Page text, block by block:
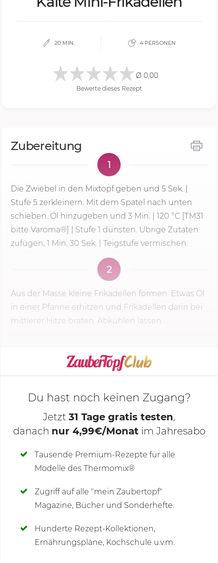
20 MIN. 4 PERSONEN
Ø 0,00
Bewerte dieses Rezept
Zubereitung
1
Die Zwiebel in den Mixtopf geben und 5 Sek.
Stufe 5 zerkleinern. Mit dem Spatel nach unten
schieben. Öl hinzugeben und 3 Min. 120 °C [TM31
bitte Varoma®] | Stufe 1 dünsten. Übrige Zutaten
zufügen, 1 Min. 30 Sek. | Teigstufe vermischen.
2
Aus der Masse kleine Frikadellen formen. Etwas Öl
in einer Pfanne erhitzen und Frikadellen darin bei
mittlerer Hitze braten. Abkühlen lassen.
KOCHMODUS STARTEN
Deine Notizen
Du hast noch keinen Zugang?
Jetzt 31 Tage gratis testen,
danach nur 4,99€/Monat im Jahresabo
Tausende Premium-Rezepte für alle
Modelle des Thermomix®
Zugriff auf alle "mein Zaubertopf"
Magazine, Bücher und Sonderhefte.
Hunderte Rezept-Kollektionen,
Ernährungspläne, Kochschule u.v.m.
Kommentare